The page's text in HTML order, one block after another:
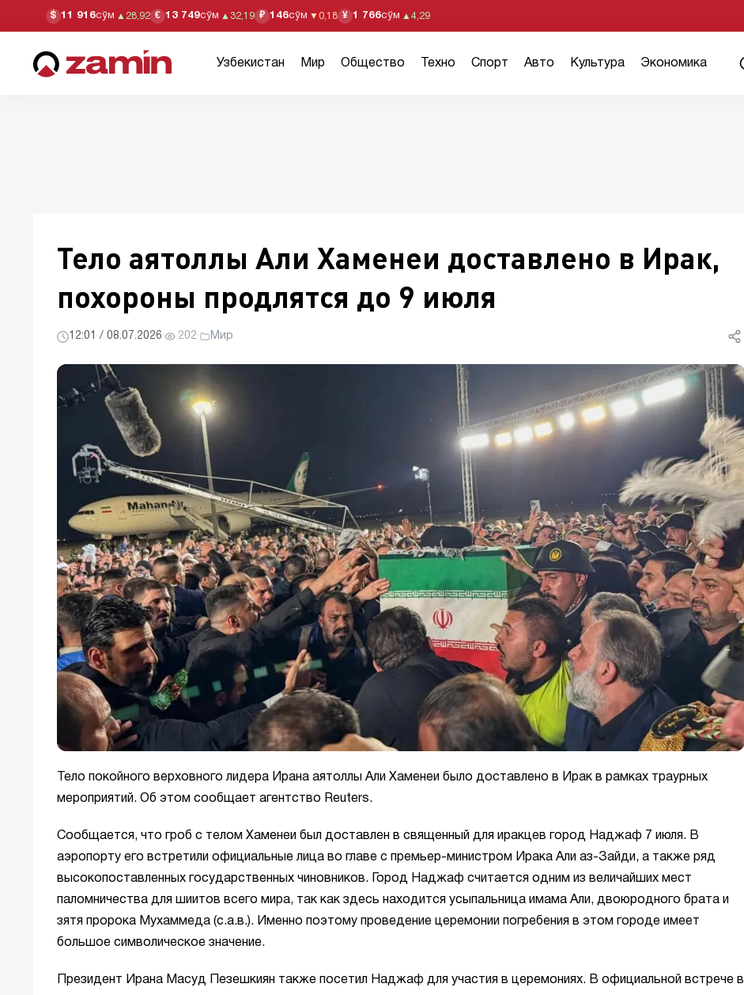
$ 11 916сўм ▲ 28,92 € 13 749сўм ▲ 32,19 ₽ 146сўм ▼ 0,18 ¥ 1 766сўм ▲ 4,29
Узбекистан Мир Общество Техно Спорт Авто Культура Экономика
Тело аятоллы Али Хаменеи доставлено в Ирак,
похороны продлятся до 9 июля
12:01 / 08.07.2026· 202· Мир
Тело покойного верховного лидера Ирана аятоллы Али Хаменеи было доставлено в Ирак в рамках траурных
мероприятий. Об этом сообщает агентство Reuters.
Сообщается, что гроб с телом Хаменеи был доставлен в священный для иракцев город Наджаф 7 июля. В
аэропорту его встретили официальные лица во главе с премьер-министром Ирака Али аз-Зайди, а также ряд
высокопоставленных государственных чиновников. Город Наджаф считается одним из величайших мест
паломничества для шиитов всего мира, так как здесь находится усыпальница имама Али, двоюродного брата и
зятя пророка Мухаммеда (с.а.в.). Именно поэтому проведение церемонии погребения в этом городе имеет
большое символическое значение.
Президент Ирана Масуд Пезешкиян также посетил Наджаф для участия в церемониях. В официальной встрече в